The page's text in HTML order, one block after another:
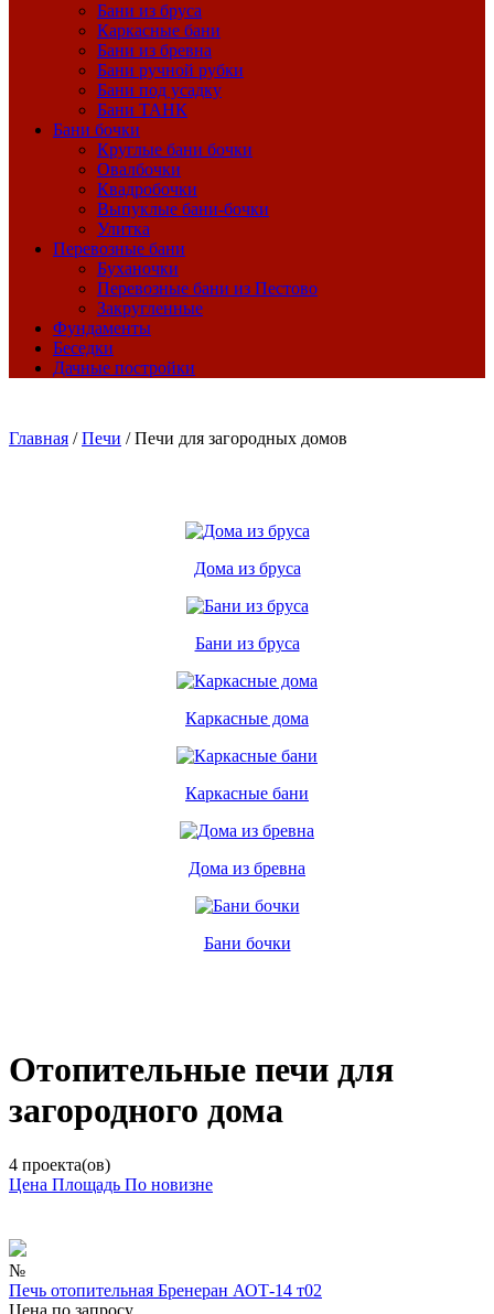
Бани из бруса
Каркасные бани
Бани из бревна
Бани ручной рубки
Бани под усадку
Бани ТАНК
Бани бочки
Круглые бани бочки
Овалбочки
Квадробочки
Выпуклые бани-бочки
Улитка
Перевозные бани
Буханочки
Перевозные бани из Пестово
Закругленные
Фундаменты
Беседки
Дачные постройки
Главная /Печи /Печи для загородных домов
Дома из бруса
Бани из бруса
Каркасные дома
Каркасные бани
Дома из бревна
Бани бочки
Отопительные печи для
загородного дома
4 проекта(ов)
Цена Площадь По новизне
№
Печь отопительная Бренеран АОТ-14 т02
Цена по запросу